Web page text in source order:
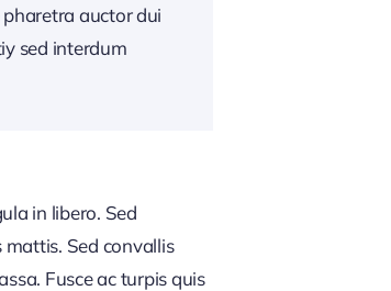
pharetra auctor dui
sed interdum
in libero. Sed
Sed convallis
Fusce ac turpis quis